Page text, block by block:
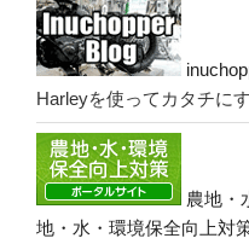
Harleyを使ってカタチに
農地・
地・水・環境保全向上対